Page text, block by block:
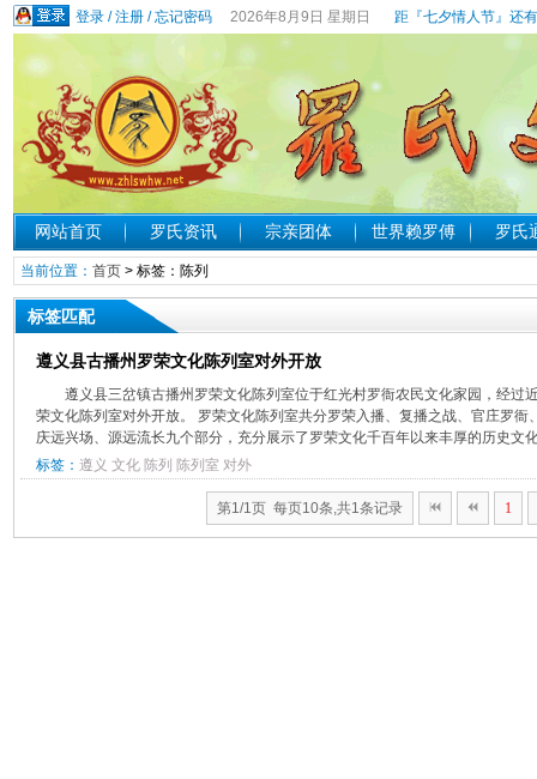
登录/注册/忘记密码 2026年8月9日 星期日 距『七夕情人节』还
网站首页 罗氏资讯 宗亲团体 世界赖罗傅 罗氏
当前位置： 首页> 标签：陈列
标签匹配
遵义县古播州罗荣文化陈列室对外开放
遵义县三岔镇古播州罗荣文化陈列室位于红光村罗衙农民文化家园，经过
荣文化陈列室对外开放。 罗荣文化陈列室共分罗荣入播、复播之战、官庄罗
庆远兴场、源远流长九个部分，充分展示了罗荣文化千百年以来丰厚的历史文
标签： 遵义 文化 陈列 陈列室 对外
第1/1页 每页10条,共1条记录 1